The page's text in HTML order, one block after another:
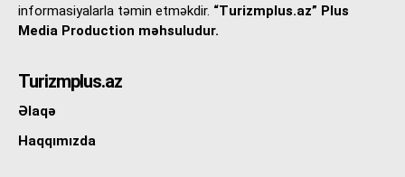
informasiyalarla təmin etməkdir. “Turizmplus.az” Plus
Media Production məhsuludur.
Turizmplus.az
Əlaqə
Haqqımızda